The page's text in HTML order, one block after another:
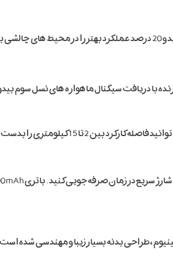
کیلومتری را بدست بیاورید.